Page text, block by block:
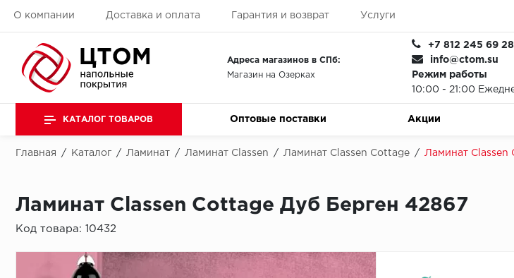
О компании Доставка и оплата Гарантия и возврат Услуги
Адреса магазинов в СПб:
Магазин на Озерках
+7 812 245 69 28
info@ctom.su
Режим работы
10:00 - 21:00
КАТАЛОГ ТОВАРОВ Оптовые поставки Акции
Главная / Каталог / Ламинат / Ламинат Classen / Ламинат Classen Cottage / Ламинат Classen
Ламинат Classen Cottage Дуб Берген 42867
Код товара: 10432